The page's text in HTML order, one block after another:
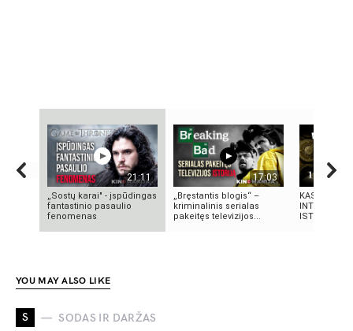
21:11
„Sostų karai" - įspūdingas
fantastinio pasaulio
fenomenas
17:03
„Bręstantis blogis“ –
kriminalinis serialas
pakeitęs televizijos...
KAS
ISTORIJA IR
YOU MAY ALSO LIKE
S SODAS IR DARŽAS